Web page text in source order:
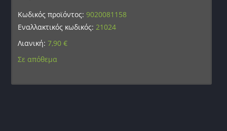
Κωδικός προϊόντος:9020081158
Εναλλακτικός κωδικός: 21024
Λιανική:7,90€
Σε απόθεμα